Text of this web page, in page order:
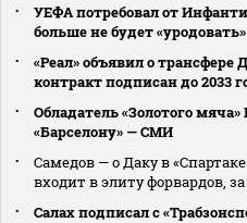
УЕФА потребовал от
больше не будет
«Реал» объявил о трансфере
контракт подписан до 2033
Обладатель «Золотого
«Барселону» — СМИ
Самедов — о Даку в
входит в элиту форвардов,
Салах подписал с